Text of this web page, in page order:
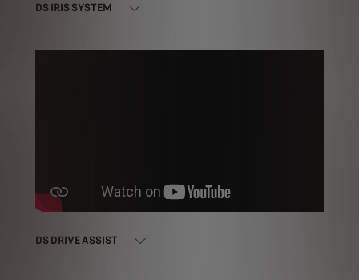
DS IRIS SYSTEM
DS DRIVE ASSIST